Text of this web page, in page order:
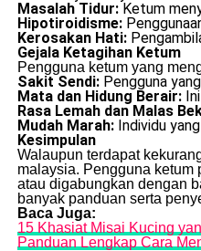
Masalah Tidur:Ketum
Hipotiroidisme:
Kerosakan Hati:
Gejala Ketagihan Ketum
Pengguna ketum yang
Sakit Sendi:Pengguna
Mata dan Hidung Berair:Ini
Rasa Lemah dan Malas
Mudah Marah:Individu
Kesimpulan
Walaupun terdapat
malaysia. Pengguna ketum
atau digabungkan dengan
banyak panduan serta
Baca Juga:
15 Khasiat Misai Kucing
Panduan Lengkap Cara